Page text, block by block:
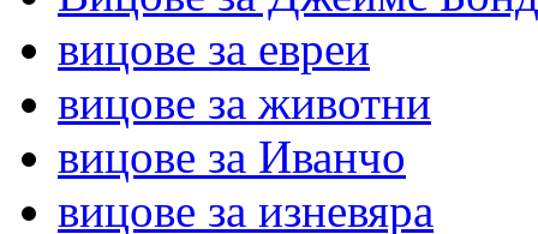
вицове за евреи
вицове за животни
вицове за Иванчо
вицове за изневяра